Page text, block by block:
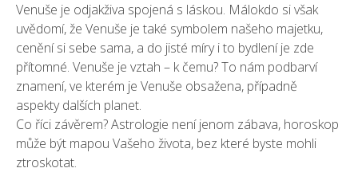
Venuše je odjakživa spojená s láskou. Málokdo si však
uvědomí, že Venuše je také symbolem našeho majetku,
cenění si sebe sama, a do jisté míry i to bydlení je zde
přítomné. Venuše je vztah – k čemu? To nám podbarví
znamení, ve kterém je Venuše obsažena, případně
aspekty dalších planet.
Co říci závěrem? Astrologie není jenom zábava, horoskop
může být mapou Vašeho života, bez které byste mohli
ztroskotat.